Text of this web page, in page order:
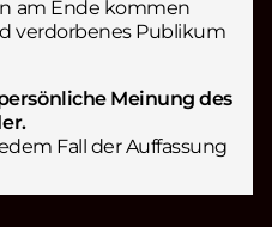
am Ende kommen
verdorbenes Publikum
Meinung des
Fall der Auffassung